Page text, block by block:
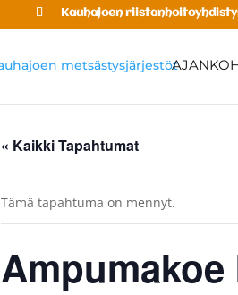
Kauhajoen
« Kaikki Tapahtumat
Tämä tapahtuma on mennyt.
Ampumakoe